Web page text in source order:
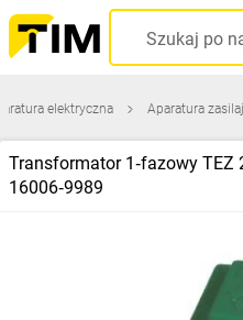
elektryczna Aparatura
Transformator 1‑fazowy
16006‑9989